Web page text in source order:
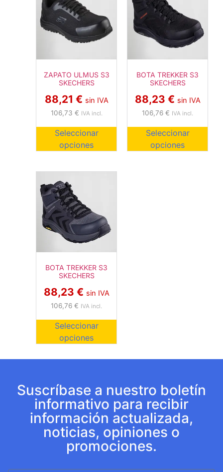
ZAPATO ULMUS S3
SKECHERS
88,21 € sin IVA
106,73 € IVA incl.
Seleccionar
opciones
BOTA TREKKER S3
SKECHERS
88,23 € sin IVA
106,76€ IVA incl.
Seleccionar
opciones
BOTA TREKKER S3
SKECHERS
88,23 € sin IVA
106,76€ IVA incl.
Seleccionar
opciones
Suscríbase a nuestro boletín
informativo para recibir
información actualizada,
noticias, opiniones o
promociones.